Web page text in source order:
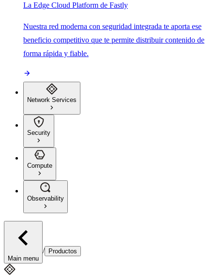
La Edge Cloud Platform de Fastly
Nuestra red moderna con seguridad integrada te aporta ese
beneficio competitivo que te permite distribuir contenido de
forma rápida y fiable.
Network Services
Security
Compute
Observability
Main menu
/ Productos